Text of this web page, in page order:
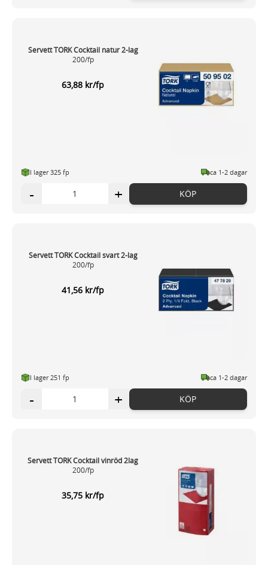
Servett TORK Cocktail natur 2-lag
200/fp
63,88 kr/fp
I lager 325 fp ca 1-2 dagar
- + KÖP
Servett TORK Cocktail svart 2-lag
200/fp
41,56 kr/fp
I lager 251 fp ca 1-2 dagar
- + KÖP
Servett TORK Cocktail vinröd 2lag
200/fp
35,75 kr/fp